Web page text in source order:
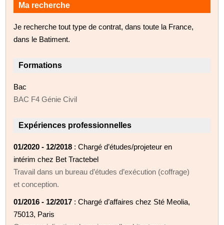
Ma recherche
Je recherche tout type de contrat, dans toute la France,
dans le Batiment.
Formations
Bac
BAC F4 Génie Civil
Expériences professionnelles
01/2020 - 12/2018 : Chargé d’études/projeteur en
intérim chez Bet Tractebel
Travail dans un bureau d’études d’exécution (coffrage)
et conception.
01/2016 - 12/2017 : Chargé d’affaires chez Sté Meolia,
75013, Paris